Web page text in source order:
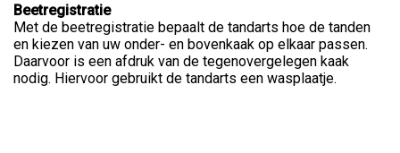
Beetregistratie
Met de beetregistratie bepaalt de tandarts hoe de tanden
en kiezen van uw onder- en bovenkaak op elkaar passen.
Daarvoor is een afdruk van de tegenovergelegen kaak
nodig. Hiervoor gebruikt de tandarts een wasplaatje.